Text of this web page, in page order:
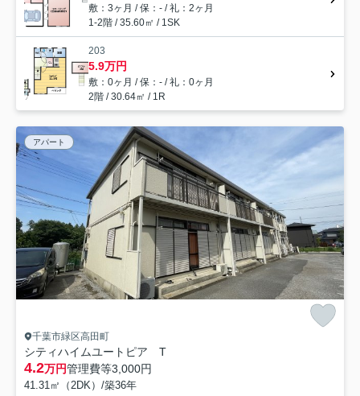
敷：3ヶ月 / 保：- / 礼：2ヶ月
1-2階 / 35.60㎡ / 1SK
203
5.9万円
敷：0ヶ月 / 保：- / 礼：0ヶ月
2階 / 30.64㎡ / 1R
アパート
千葉市緑区高田町
シティハイムユートピア T
4.2万円管理費等3,000円
41.31㎡（2DK）/築36年